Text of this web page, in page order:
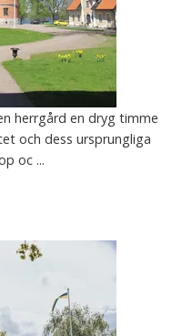
herrgård en dryg timme
och dess ursprungliga
oc ...